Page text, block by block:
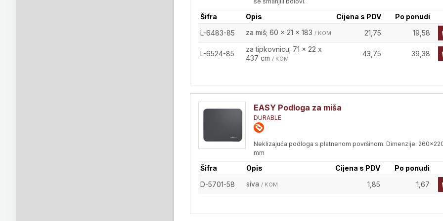
Šifra Opis Cijena s PDV
Po ponudi
L-6483-85
za miš; 60 x 21 x 183 / KOM 21,75 19,58
L-6524-85
za tipkovnicu; 71 x 22 x
437 cm / KOM
43,75 39,38
EASY Podloga za miša
DURABLE
Neklizajuća podloga s platnenom površinom. Dimenzije:
mm
Šifra Opis Cijena s PDV
Po ponudi
D-5701-58
siva / KOM 1,85 1,67